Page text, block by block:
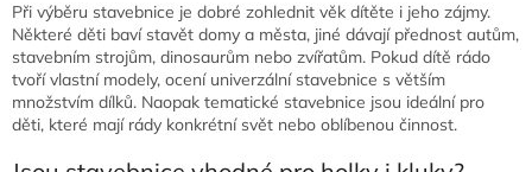
Při výběru stavebnice je dobré zohlednit věk dítěte i jeho zájmy.
Některé děti baví stavět domy a města, jiné dávají přednost autům,
stavebním strojům, dinosaurům nebo zvířatům. Pokud dítě rádo
tvoří vlastní modely, ocení univerzální stavebnice s větším
množstvím dílků. Naopak tematické stavebnice jsou ideální pro
děti, které mají rády konkrétní svět nebo oblíbenou činnost.